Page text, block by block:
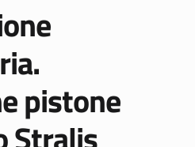
pistone